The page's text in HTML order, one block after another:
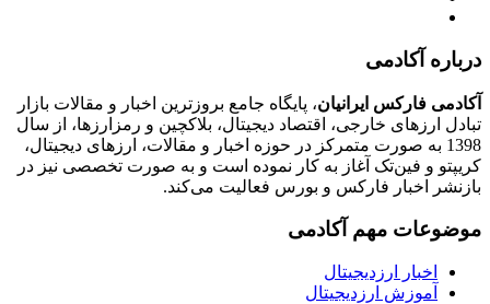
درباره آکادمی
آکادمی فارکس ایرانیان، پایگاه جامع بروزترین اخبار و مقالات بازار
تبادل ارزهای خارجی، اقتصاد دیجیتال، بلاکچین و رمزارزها، از سال
1398 به صورت متمرکز در حوزه اخبار و مقالات، ارزهای‌ دیجیتال،
کریپتو و فین‌تک آغاز به کار نموده است و به صورت تخصصی نیز در
بازنشر اخبار فارکس و بورس فعالیت می‌کند.
موضوعات مهم آکادمی
اخبار ارزدیجیتال
آموزش ارزدیجیتال